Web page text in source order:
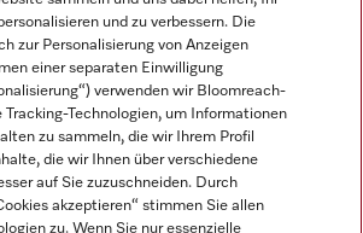
auf Youtube
und zu verbessern. Die
zur Personalisierung von Anzeigen
einer separaten Einwilligung
verwenden wir Bloomreach-
Tracking-Technologien, um Informationen
zu sammeln, die wir Ihrem Profil
die wir Ihnen über verschiedene
auf Sie zuzuschneiden. Durch
akzeptieren“ stimmen Sie allen
zu. Wenn Sie nur essenzielle